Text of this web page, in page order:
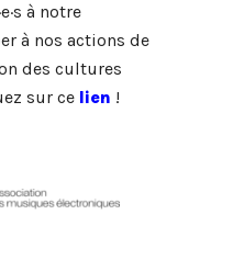
à notre
à nos actions de
des cultures
sur ce lien !